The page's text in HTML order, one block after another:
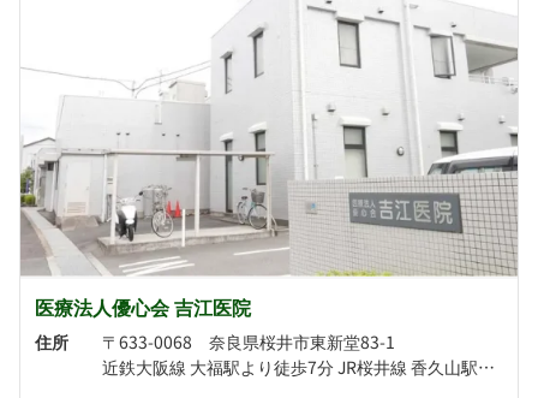
医療法人優心会 吉江医院
住所
〒633-0068 奈良県桜井市東新堂83-1
近鉄大阪線 大福駅より徒歩7分 JR桜井線 香久山駅より徒歩13分